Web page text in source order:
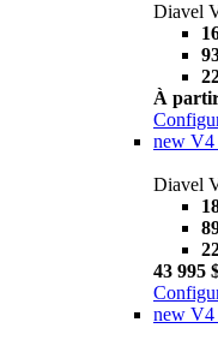
Diavel
À
new V4
Diavel
43 995
new V4